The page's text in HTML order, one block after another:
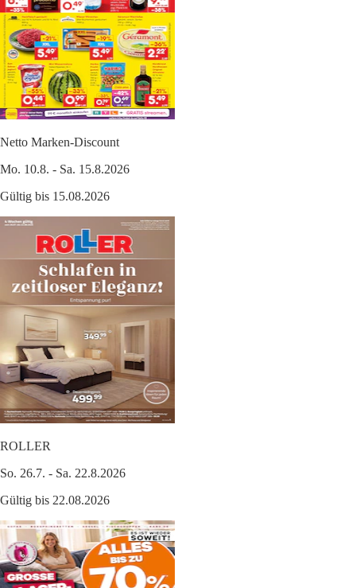
Netto Marken-Discount
Mo. 10.8. - Sa. 15.8.2026
Gültig bis 15.08.2026
ROLLER
So. 26.7. - Sa. 22.8.2026
Gültig bis 22.08.2026